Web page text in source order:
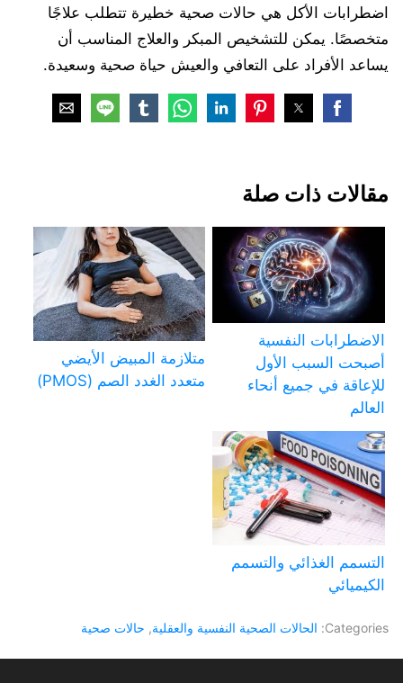
اضطرابات الأكل هي حالات صحية خطيرة تتطلب علاجًا
متخصصًا. يمكن للتشخيص المبكر والعلاج المناسب أن
يساعد الأفراد على التعافي والعيش حياة صحية وسعيدة.
مقالات ذات صلة
الاضطرابات النفسية
أصبحت السبب الأول
للإعاقة في جميع أنحاء
العالم
متلازمة المبيض الأيضي
متعدد الغدد الصم (PMOS)
التسمم الغذائي والتسمم
الكيميائي
Categories: الحالات الصحية النفسية والعقلية, حالات صحية